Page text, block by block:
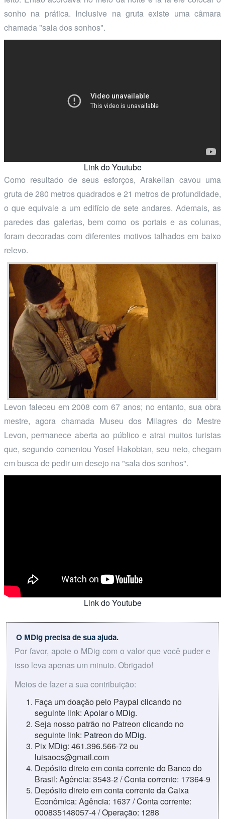
sonho na prática. Inclusive na gruta existe uma câmara
chamada "sala dos sonhos".
Link do Youtube
Como resultado de seus esforços, Arakelian cavou uma
gruta de 280 metros quadrados e 21 metros de profundidade,
o que equivale a um edifício de sete andares. Ademais, as
paredes das galerias, bem como os portais e as colunas,
foram decoradas com diferentes motivos talhados em baixo
relevo.
Levon faleceu em 2008 com 67 anos; no entanto, sua obra
mestre, agora chamada Museu dos Milagres do Mestre
Levon, permanece aberta ao público e atrai muitos turistas
que, segundo comentou Yosef Hakobian, seu neto, chegam
em busca de pedir um desejo na "sala dos sonhos".
Link do Youtube
O MDig precisa de sua ajuda.
Por favor, apoie o MDig com o valor que você puder e
isso leva apenas um minuto. Obrigado!
Meios de fazer a sua contribuição:
Faça um doação pelo Paypal clicando no
seguinte link: Apoiar o MDig.
Seja nosso patrão no Patreon clicando no
seguinte link: Patreon do MDig.
Pix MDig: 461.396.566-72 ou
luisaocs@gmail.com
Depósito direto em conta corrente do Banco do
Brasil: Agência: 3543-2 / Conta corrente: 17364-9
Depósito direto em conta corrente da Caixa
Econômica: Agência: 1637 / Conta corrente:
000835148057-4 / Operação: 1288